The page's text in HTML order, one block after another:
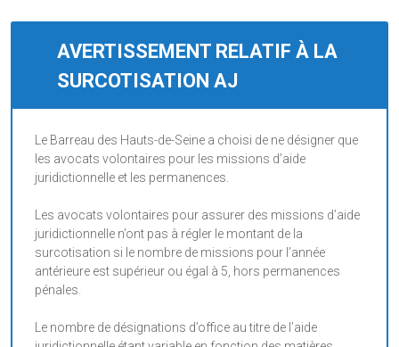
AVERTISSEMENT RELATIF À LA
SURCOTISATION AJ
Le Barreau des Hauts-de-Seine a choisi de ne désigner que
les avocats volontaires pour les missions d’aide
juridictionnelle et les permanences.
Les avocats volontaires pour assurer des missions d’aide
juridictionnelle n’ont pas à régler le montant de la
surcotisation si le nombre de missions pour l’année
antérieure est supérieur ou égal à 5, hors permanences
pénales.
Le nombre de désignations d’office au titre de l’aide